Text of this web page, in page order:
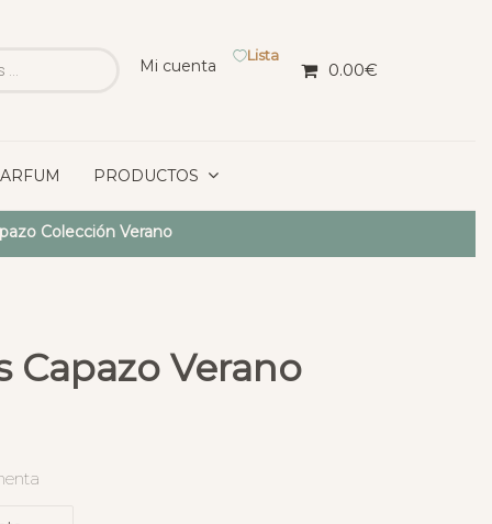
Mi cuenta
Lista
0.00€
PRODUCTOS
Colección Verano
Capazo Verano